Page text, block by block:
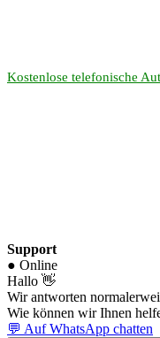
Kostenlose telefonische
Support
● Online
Hallo 👋
Wir antworten
Wie können wir Ihnen
💬 Auf WhatsApp chatten